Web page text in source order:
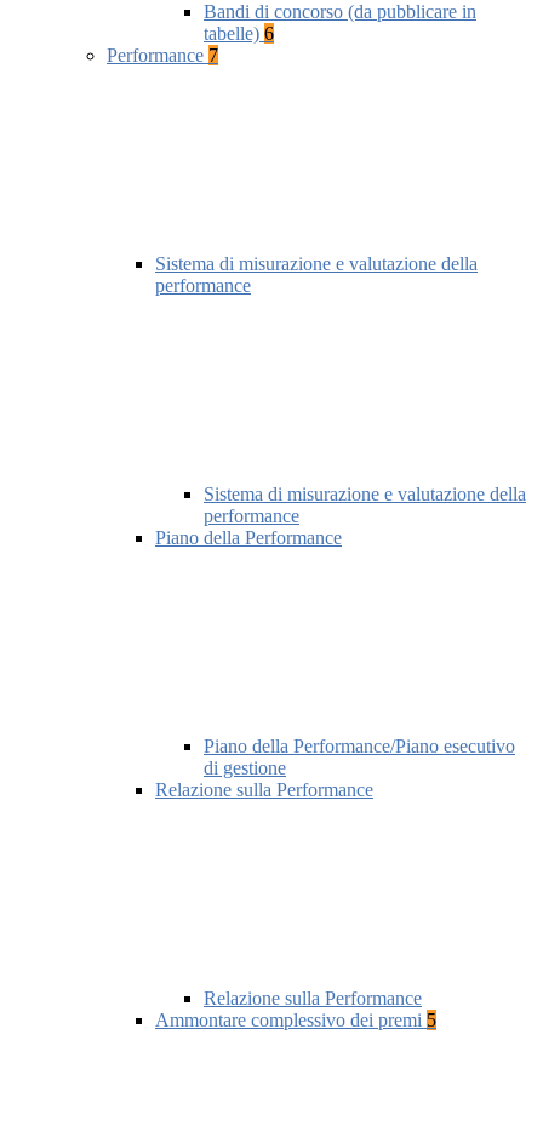
Bandi di concorso (da pubblicare in
tabelle) 6
Performance 7
Sistema di misurazione e valutazione della
performance
Sistema di misurazione e valutazione della
performance
Piano della Performance
Piano della Performance/Piano esecutivo
di gestione
Relazione sulla Performance
Relazione sulla Performance
Ammontare complessivo dei premi 5